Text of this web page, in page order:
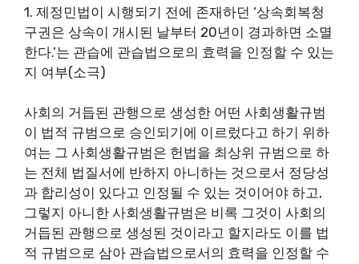
1. 제정민법이 시행되기 전에 존재하던 ‘상속회복청
구권은 상속이 개시된 날부터 20년이 경과하면 소멸
한다.’는 관습에 관습법으로의 효력을 인정할 수 있는
지 여부(소극)
사회의 거듭된 관행으로 생성한 어떤 사회생활규범
이 법적 규범으로 승인되기에 이르렀다고 하기 위하
여는 그 사회생활규범은 헌법을 최상위 규범으로 하
는 전체 법질서에 반하지 아니하는 것으로서 정당성
과 합리성이 있다고 인정될 수 있는 것이어야 하고,
그렇지 아니한 사회생활규범은 비록 그것이 사회의
거듭된 관행으로 생성된 것이라고 할지라도 이를 법
적 규범으로 삼아 관습법으로서의 효력을 인정할 수